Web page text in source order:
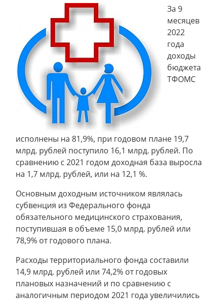
За 9
месяцев
2022
года
доходы
бюджета
ТФОМС
исполнены на 81,9%, при годовом плане 19,7
млрд. рублей поступило 16,1 млрд. рублей. По
сравнению с 2021 годом доходная база выросла
на 1,7 млрд. рублей, или на 12,1 %.
Основным доходным источником являлась
субвенция из Федерального фонда
обязательного медицинского страхования,
поступившая в объеме 15,0 млрд. рублей или
78,9% от годового плана.
Расходы территориального фонда составили
14,9 млрд. рублей или 74,2% от годовых
плановых назначений и по сравнению с
аналогичным периодом 2021 года увеличились